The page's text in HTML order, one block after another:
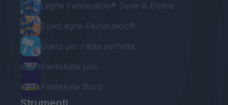
Leghe Fantacalcio® Serie A Enilive
EuroLeghe Fantacalcio®
Guida per l'asta perfetta
FantaAsta Live
FantaAsta Buzz